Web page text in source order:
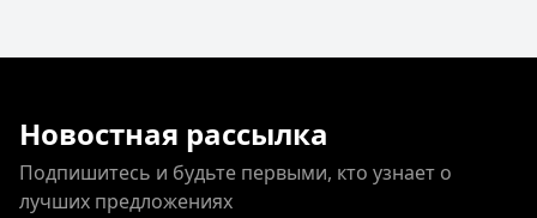
Новостная рассылка
Подпишитесь и будьте первыми, кто узнает о
лучших предложениях